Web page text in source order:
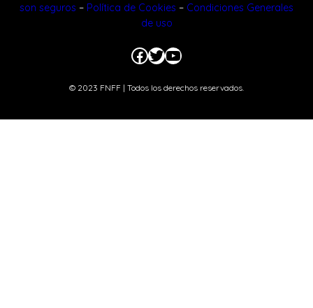
son seguros – Política de Cookies – Condiciones Generales
de uso
Facebook
Twitter
YouTube
© 2023 FNFF | Todos los derechos reservados.